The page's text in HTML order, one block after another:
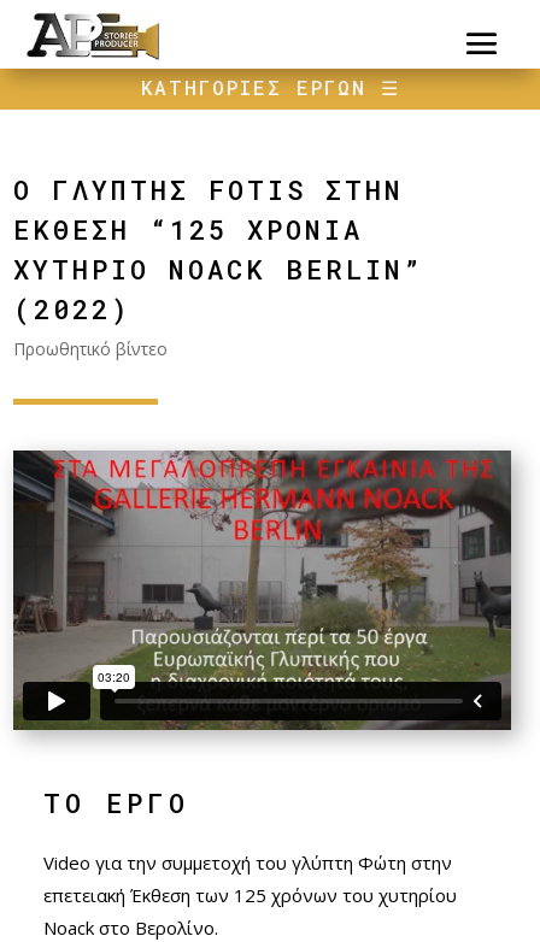
ΚΑΤΗΓΟΡΙΕΣ ΕΡΓΩΝ☰
Ο ΓΛΥΠΤΗΣ FOTIS ΣΤΗΝ
ΕΚΘΕΣΗ “125 ΧΡΟΝΙΑ
ΧΥΤΗΡΙΟ NOACK BERLIN”
(2022)
Προωθητικό βίντεο
ΤΟ ΕΡΓΟ
Video για την συμμετοχή του γλύπτη Φώτη στην
επετειακή Έκθεση των 125 χρόνων του χυτηρίου
Noack στο Βερολίνο.